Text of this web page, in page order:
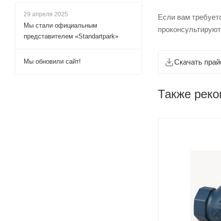
Если вам
Скачать
Также
29 апреля 2025
Мы стали официальным
представителем «Standartpark»
Мы обновили сайт!